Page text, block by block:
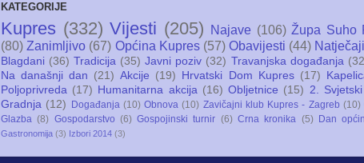
KATEGORIJE
Kupres (332) Vijesti (205) Najave (106) Župa Suho
(80) Zanimljivo (67) Općina Kupres (57) Obavijesti (44) Natječaji
Blagdani (36) Tradicija (35) Javni poziv (32) Travanjska događanja
Na današnji dan (21) Akcije (19) Hrvatski Dom Kupres (17)
Poljoprivreda (17) Humanitarna akcija (16) Obljetnice (15) 2.
Gradnja (12) Događanja (10) Obnova (10) Zavičajni klub Kupres - Zagreb (10)
Glazba (8) Gospodarstvo (6) Gospojinski turnir (6) Crna kronika (5) Dan
Gastronomija (3) Izbori 2014 (3)